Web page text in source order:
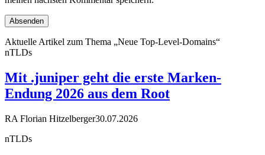
Aktuelle Artikel zum Thema „Neue Top-Level-Domains“
nTLDs
Mit .juniper geht die erste Marken-
Endung 2026 aus dem Root
RA Florian Hitzelberger30.07.2026
nTLDs